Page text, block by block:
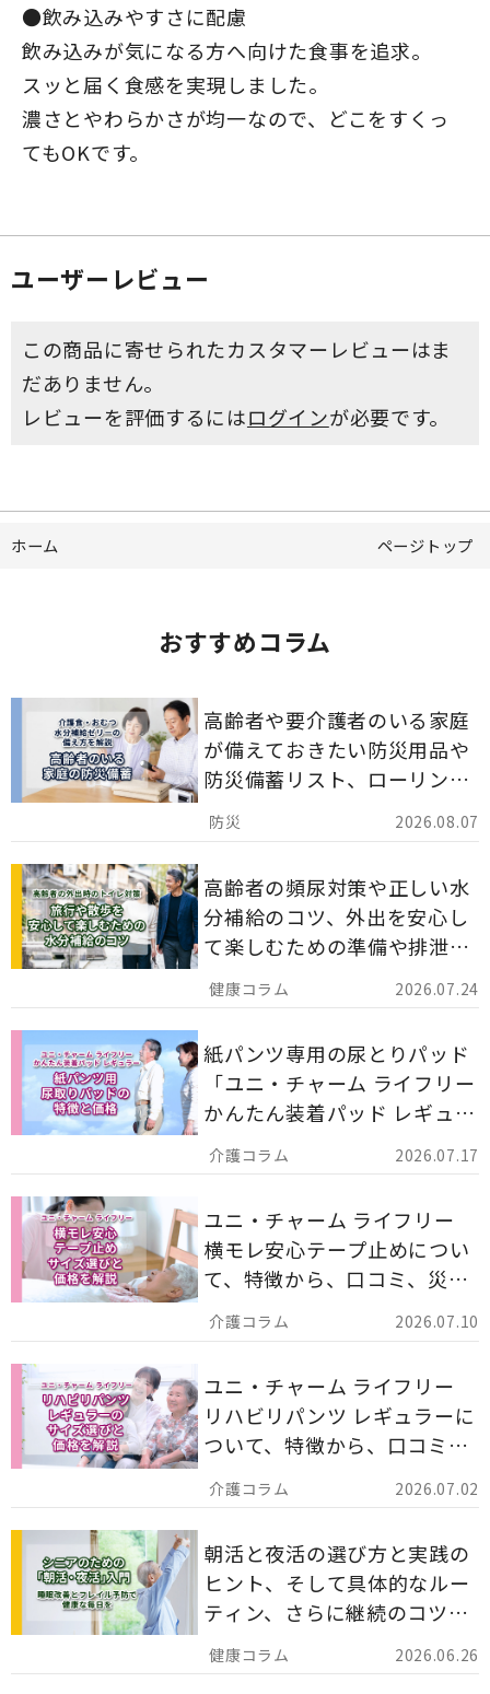
●飲み込みやすさに配慮
飲み込みが気になる方へ向けた食事を追求。
スッと届く食感を実現しました。
濃さとやわらかさが均一なので、どこをすくっ
てもOKです。
ユーザーレビュー
この商品に寄せられたカスタマーレビューはま
だありません。
レビューを評価するにはログインが必要です。
ホーム ページトップ
おすすめコラム
2026.08.07
高齢者や要介護者のいる家庭
が備えておきたい防災用品や
防災備蓄リスト、ローリング
ストックのポイントについて
解説します。
2026.07.24
高齢者の頻尿対策や正しい水
分補給のコツ、外出を安心し
て楽しむための準備や排泄ケ
ア用品の選び方を解説しま
す。
2026.07.17
紙パンツ専用の尿とりパッド
「ユニ・チャーム ライフリー
かんたん装着パッド レギュラ
ー 計162枚」について解説し
ます。
2026.07.10
ユニ・チャーム ライフリー
横モレ安心テープ止めについ
て、特徴から、口コミ、災害
備蓄としての活用法まで分か
りやすく解説します。
2026.07.02
ユニ・チャーム ライフリー
リハビリパンツ レギュラーに
ついて、特徴から、口コミ、
災害備蓄としての活用法まで
分かりやすく解説します。
2026.06.26
朝活と夜活の選び方と実践の
ヒント、そして具体的なルー
ティン、さらに継続のコツま
でを詳しくご紹介します。